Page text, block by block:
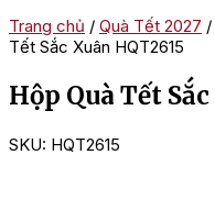
Trang chủ / Quà Tết 2027 /
Tết Sắc Xuân HQT2615
Hộp Quà Tết
SKU: HQT2615